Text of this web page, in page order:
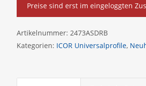
Preise sind erst im eingeloggten
Artikelnummer: 2473ASDRB
Kategorien: ICOR Universalprofile,